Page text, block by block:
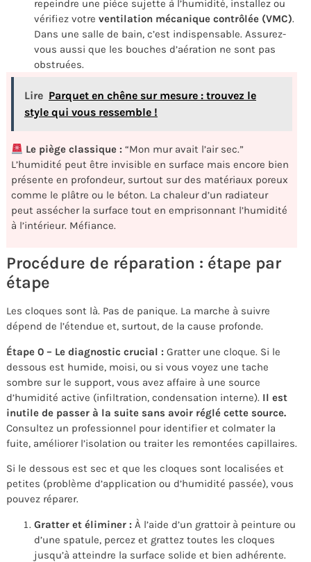
repeindre une pièce sujette à l’humidité, installez ou
vérifiez votre ventilation mécanique contrôlée (VMC).
Dans une salle de bain, c’est indispensable. Assurez-
vous aussi que les bouches d’aération ne sont pas
obstruées.
Lire Parquet en chêne sur mesure : trouvez le
style qui vous ressemble !
Le piège classique : “Mon mur avait l’air sec.”
L’humidité peut être invisible en surface mais encore bien
présente en profondeur, surtout sur des matériaux poreux
comme le plâtre ou le béton. La chaleur d’un radiateur
peut assécher la surface tout en emprisonnant l’humidité
à l’intérieur. Méfiance.
Procédure de réparation : étape par
étape
Les cloques sont là. Pas de panique. La marche à suivre
dépend de l’étendue et, surtout, de la cause profonde.
Étape 0 – Le diagnostic crucial : Gratter une cloque. Si le
dessous est humide, moisi, ou si vous voyez une tache
sombre sur le support, vous avez affaire à une source
d’humidité active (infiltration, condensation interne). Il est
inutile de passer à la suite sans avoir réglé cette source.
Consultez un professionnel pour identifier et colmater la
fuite, améliorer l’isolation ou traiter les remontées capillaires.
Si le dessous est sec et que les cloques sont localisées et
petites (problème d’application ou d’humidité passée), vous
pouvez réparer.
Gratter et éliminer : À l’aide d’un grattoir à peinture ou
d’une spatule, percez et grattez toutes les cloques
jusqu’à atteindre la surface solide et bien adhérente.